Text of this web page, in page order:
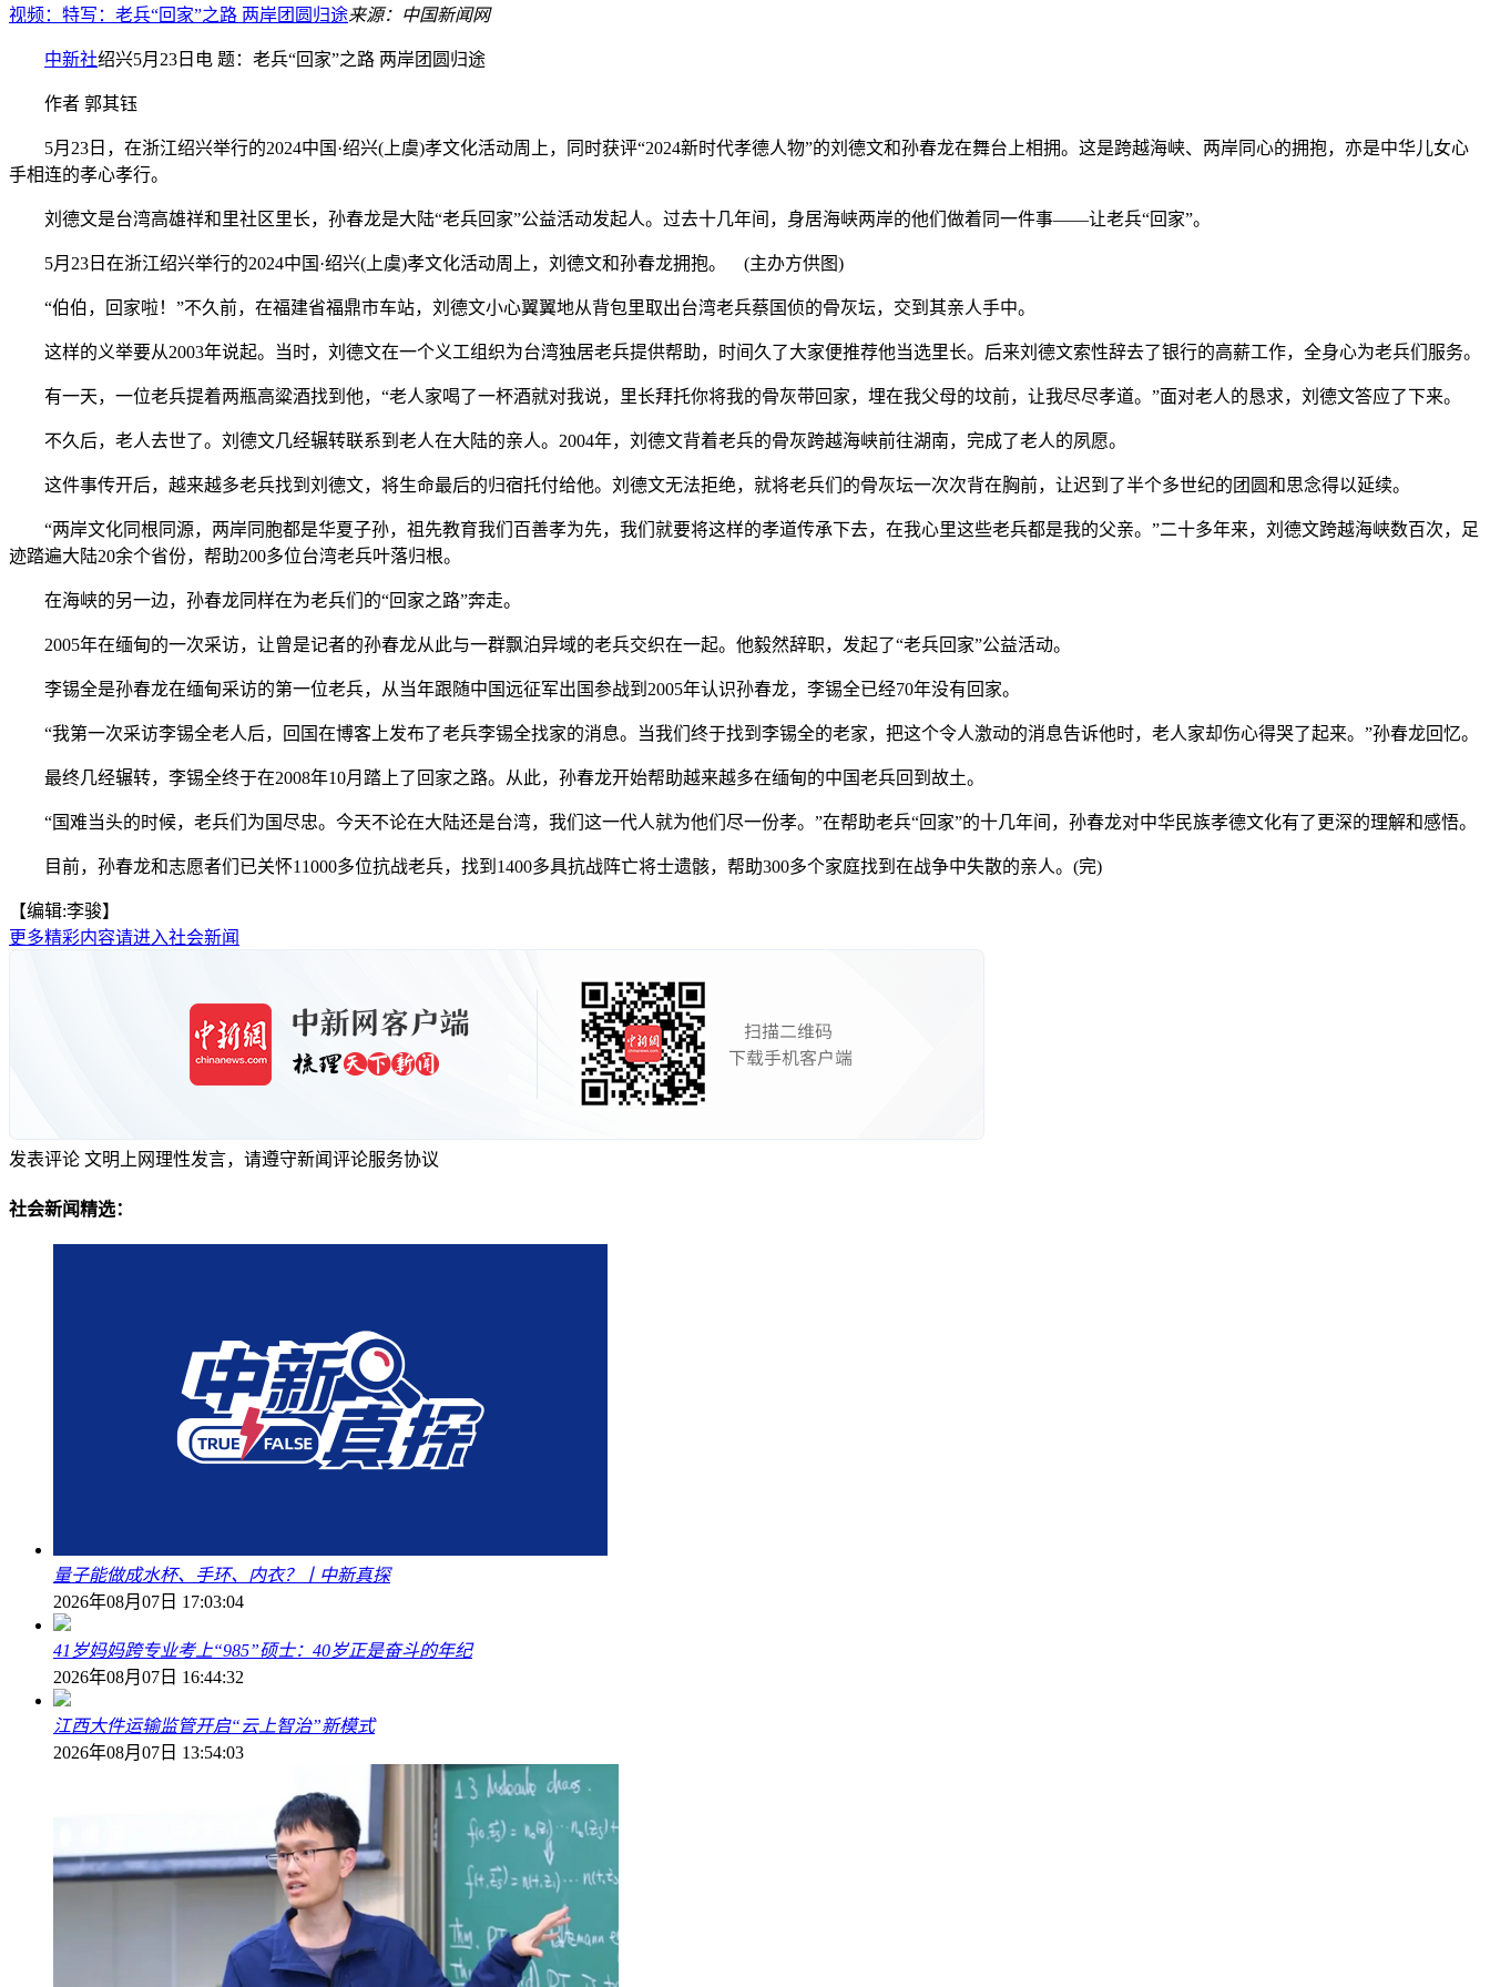
视频：特写：老兵“回家”之路 两岸团圆归途来源：中国新闻网
中新社绍兴5月23日电 题：老兵“回家”之路 两岸团圆归途
作者 郭其钰
5月23日，在浙江绍兴举行的2024中国·绍兴(上虞)孝文化活动周上，同时获评“2024新时代孝德人物”的刘德文和孙春龙在舞台上相拥。这是跨越海峡、两岸同心的拥抱，亦是中华儿女心
手相连的孝心孝行。
刘德文是台湾高雄祥和里社区里长，孙春龙是大陆“老兵回家”公益活动发起人。过去十几年间，身居海峡两岸的他们做着同一件事——让老兵“回家”。
5月23日在浙江绍兴举行的2024中国·绍兴(上虞)孝文化活动周上，刘德文和孙春龙拥抱。 (主办方供图)
“伯伯，回家啦！”不久前，在福建省福鼎市车站，刘德文小心翼翼地从背包里取出台湾老兵蔡国侦的骨灰坛，交到其亲人手中。
这样的义举要从2003年说起。当时，刘德文在一个义工组织为台湾独居老兵提供帮助，时间久了大家便推荐他当选里长。后来刘德文索性辞去了银行的高薪工作，全身心为老兵们服务。
有一天，一位老兵提着两瓶高粱酒找到他，“老人家喝了一杯酒就对我说，里长拜托你将我的骨灰带回家，埋在我父母的坟前，让我尽尽孝道。”面对老人的恳求，刘德文答应了下来。
不久后，老人去世了。刘德文几经辗转联系到老人在大陆的亲人。2004年，刘德文背着老兵的骨灰跨越海峡前往湖南，完成了老人的夙愿。
这件事传开后，越来越多老兵找到刘德文，将生命最后的归宿托付给他。刘德文无法拒绝，就将老兵们的骨灰坛一次次背在胸前，让迟到了半个多世纪的团圆和思念得以延续。
“两岸文化同根同源，两岸同胞都是华夏子孙，祖先教育我们百善孝为先，我们就要将这样的孝道传承下去，在我心里这些老兵都是我的父亲。”二十多年来，刘德文跨越海峡数百次，足
迹踏遍大陆20余个省份，帮助200多位台湾老兵叶落归根。
在海峡的另一边，孙春龙同样在为老兵们的“回家之路”奔走。
2005年在缅甸的一次采访，让曾是记者的孙春龙从此与一群飘泊异域的老兵交织在一起。他毅然辞职，发起了“老兵回家”公益活动。
李锡全是孙春龙在缅甸采访的第一位老兵，从当年跟随中国远征军出国参战到2005年认识孙春龙，李锡全已经70年没有回家。
“我第一次采访李锡全老人后，回国在博客上发布了老兵李锡全找家的消息。当我们终于找到李锡全的老家，把这个令人激动的消息告诉他时，老人家却伤心得哭了起来。”孙春龙回忆。
最终几经辗转，李锡全终于在2008年10月踏上了回家之路。从此，孙春龙开始帮助越来越多在缅甸的中国老兵回到故土。
“国难当头的时候，老兵们为国尽忠。今天不论在大陆还是台湾，我们这一代人就为他们尽一份孝。”在帮助老兵“回家”的十几年间，孙春龙对中华民族孝德文化有了更深的理解和感悟。
目前，孙春龙和志愿者们已关怀11000多位抗战老兵，找到1400多具抗战阵亡将士遗骸，帮助300多个家庭找到在战争中失散的亲人。(完)
【编辑:李骏】
更多精彩内容请进入社会新闻
发表评论 文明上网理性发言，请遵守新闻评论服务协议
社会新闻精选：
量子能做成水杯、手环、内衣？丨中新真探
2026年08月07日 17:03:04
41岁妈妈跨专业考上“985”硕士：40岁正是奋斗的年纪
2026年08月07日 16:44:32
江西大件运输监管开启“云上智治”新模式
2026年08月07日 13:54:03